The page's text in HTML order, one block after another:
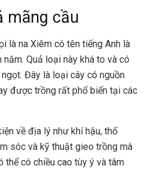
mãng cầu
là na Xiêm có tên tiếng Anh là
Quả loại này khá to và có
Đây là loại cây có nguồn
được trồng rất phổ biến tại các
về địa lý như khí hậu, thổ
sóc và kỹ thuật gieo trồng mà
thể có chiều cao tùy ý và tâm